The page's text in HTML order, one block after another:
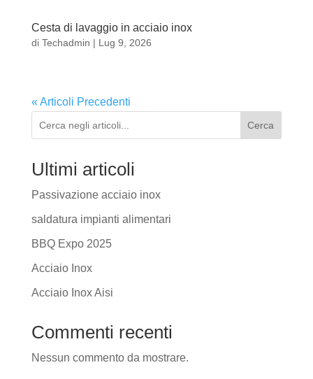
Cesta di lavaggio in acciaio inox
di Techadmin | Lug 9, 2026
« Articoli Precedenti
Cerca
Ultimi articoli
Passivazione acciaio inox
saldatura impianti alimentari
BBQ Expo 2025
Acciaio Inox
Acciaio Inox Aisi
Commenti recenti
Nessun commento da mostrare.